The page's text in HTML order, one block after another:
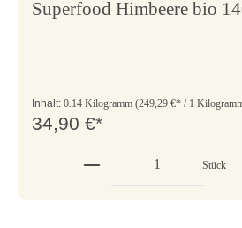
Superfood Himbeere bio
Inhalt: 0.14 Kilogramm (249,29 €* / 1
34,90 €*
Stück